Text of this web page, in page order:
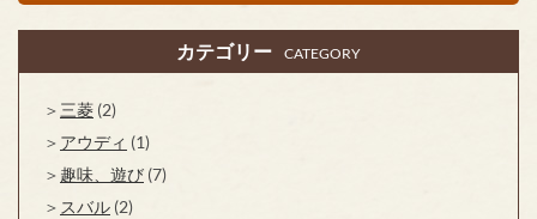
カテゴリー CATEGORY
三菱 (2)
アウディ (1)
趣味、遊び (7)
スバル (2)